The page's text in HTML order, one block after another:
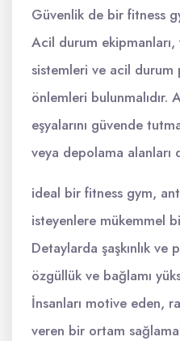
Güvenlik de bir fitness
Acil durum ekipmanları,
sistemleri ve acil
önlemleri bulunmalıdır.
eşyalarını güvende
veya depolama alanları
ideal bir fitness gym,
isteyenlere mükemmel
Detaylarda şaşkınlık ve
özgüllük ve bağlamı
İnsanları motive eden,
veren bir ortam